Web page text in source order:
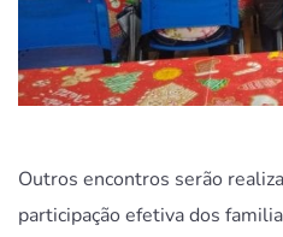
Outros encontros serão
participação efetiva dos